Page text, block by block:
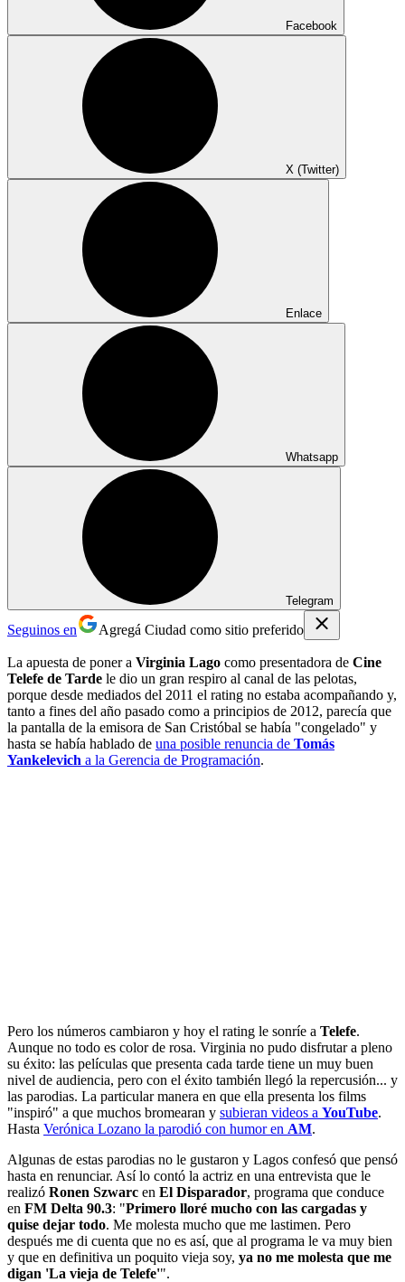
Facebook
X (Twitter)
Enlace
Whatsapp
Telegram
Seguinos en Agregá Ciudad como sitio preferido
La apuesta de poner a Virginia Lago como presentadora de Cine
Telefe de Tarde le dio un gran respiro al canal de las pelotas,
porque desde mediados del 2011 el rating no estaba acompañando y,
tanto a fines del año pasado como a principios de 2012, parecía que
la pantalla de la emisora de San Cristóbal se había "congelado" y
hasta se había hablado de una posible renuncia de Tomás
Yankelevich a la Gerencia de Programación.
Pero los números cambiaron y hoy el rating le sonríe a Telefe.
Aunque no todo es color de rosa. Virginia no pudo disfrutar a pleno
su éxito: las películas que presenta cada tarde tiene un muy buen
nivel de audiencia, pero con el éxito también llegó la repercusión... y
las parodias. La particular manera en que ella presenta los films
"inspiró" a que muchos bromearan y subieran videos a YouTube.
Hasta Verónica Lozano la parodió con humor en AM.
Algunas de estas parodias no le gustaron y Lagos confesó que pensó
hasta en renunciar. Así lo contó la actriz en una entrevista que le
realizó Ronen Szwarc en El Disparador, programa que conduce
en FM Delta 90.3: "Primero lloré mucho con las cargadas y
quise dejar todo. Me molesta mucho que me lastimen. Pero
después me di cuenta que no es así, que al programa le va muy bien
y que en definitiva un poquito vieja soy, ya no me molesta que me
digan 'La vieja de Telefe'".